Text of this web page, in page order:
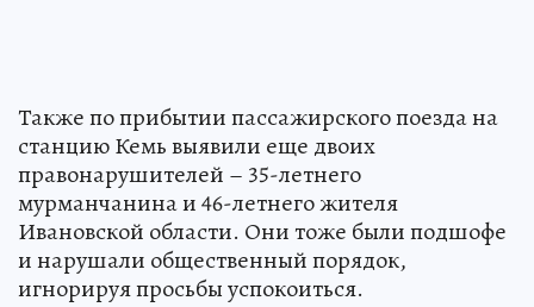
Также по прибытии пассажирского поезда на
станцию Кемь выявили еще двоих
правонарушителей – 35-летнего
мурманчанина и 46-летнего жителя
Ивановской области. Они тоже были подшофе
и нарушали общественный порядок,
игнорируя просьбы успокоиться.